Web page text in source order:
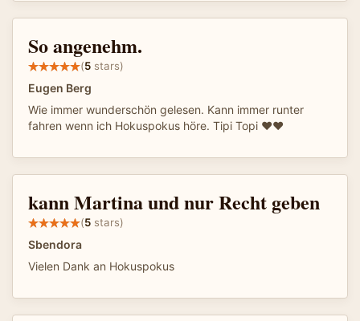
So angenehm.
(5 stars)
Eugen Berg
Wie immer wunderschön gelesen. Kann immer runter
fahren wenn ich Hokuspokus höre. Tipi Topi ❤️❤️
kann Martina und nur Recht geben
(5 stars)
Sbendora
Vielen Dank an Hokuspokus